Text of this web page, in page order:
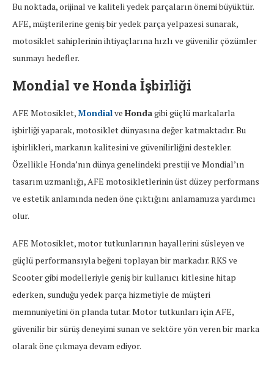
Bu noktada, orijinal ve kaliteli yedek parçaların önemi büyüktür.
AFE, müşterilerine geniş bir yedek parça yelpazesi sunarak,
motosiklet sahiplerinin ihtiyaçlarına hızlı ve güvenilir çözümler
sunmayı hedefler.
Mondial ve Honda İşbirliği
AFE Motosiklet,Mondialve Hondagibi güçlü markalarla
işbirliği yaparak, motosiklet dünyasına değer katmaktadır. Bu
işbirlikleri, markanın kalitesini ve güvenilirliğini destekler.
Özellikle Honda’nın dünya genelindeki prestiji ve Mondial’ın
tasarım uzmanlığı, AFE motosikletlerinin üst düzey performans
ve estetik anlamında neden öne çıktığını anlamamıza yardımcı
olur.
AFE Motosiklet, motor tutkunlarının hayallerini süsleyen ve
güçlü performansıyla beğeni toplayan bir markadır. RKS ve
Scooter gibi modelleriyle geniş bir kullanıcı kitlesine hitap
ederken, sunduğu yedek parça hizmetiyle de müşteri
memnuniyetini ön planda tutar. Motor tutkunları için AFE,
güvenilir bir sürüş deneyimi sunan ve sektöre yön veren bir marka
olarak öne çıkmaya devam ediyor.